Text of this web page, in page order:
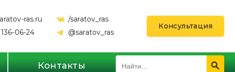
ras.ru
06-24
/saratov_ras
@saratov_ras
Консультация
Контакты
Search
for:
Search